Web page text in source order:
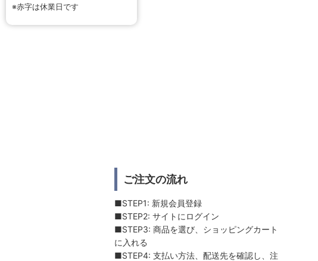
※赤字は休業日です
ご注文の流れ
■STEP1: 新規会員登録
■STEP2: サイトにログイン
■STEP3: 商品を選び、ショッピングカート
に入れる
■STEP4: 支払い方法、配送先を確認し、注